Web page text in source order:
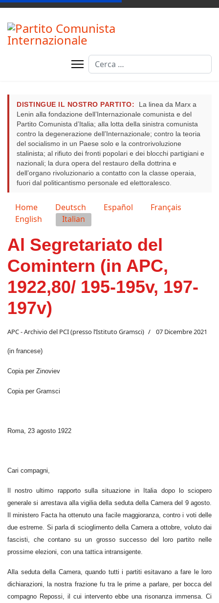
Cerca
DISTINGUE IL NOSTRO PARTITO:
La linea da Marx a
Lenin alla fondazione dell’Internazionale comunista e del
Partito Comunista d’Italia; alla lotta della sinistra comunista
contro la degenerazione dell’Internazionale; contro la teoria
del socialismo in un Paese solo e la controrivoluzione
stalinista; al rifiuto dei fronti popolari e dei blocchi partigiani e
nazionali; la dura opera del restauro della dottrina e
dell’organo rivoluzionario a contatto con la classe operaia,
fuori dal politicantismo personale ed elettoralesco.
Seleziona la tua lingua
Home Deutsch Español
Français
English
Italian
Al Segretariato del
Comintern (in APC,
1922,80/ 195-195v, 197-
197v)
APC - Archivio del PCI (presso l’Istituto Gramsci) 07 Dicembre 2021
(in francese)
Copia per Zinoviev
Copia per Gramsci
Roma, 23 agosto 1922
Cari compagni,
Il nostro ultimo rapporto sulla situazione in Italia dopo lo sciopero
generale si arrestava alla vigilia della seduta della Camera del 9 agosto.
Il ministero Facta ha ottenuto una facile maggioranza, contro i voti delle
due estreme. Si parla di scioglimento della Camera a ottobre, voluto dai
fascisti, che contano su un grosso successo del loro partito nelle
prossime elezioni, con una tattica intransigente.
Alla seduta della Camera, quando tutti i partiti esitavano a fare le loro
dichiarazioni, la nostra frazione fu tra le prime a parlare, per bocca del
compagno Repossi, il cui intervento ebbe una risonanza immensa. Ci